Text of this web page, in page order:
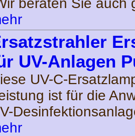
beraten Sie auch
UV-Anlagen
UV-C-
ist für die